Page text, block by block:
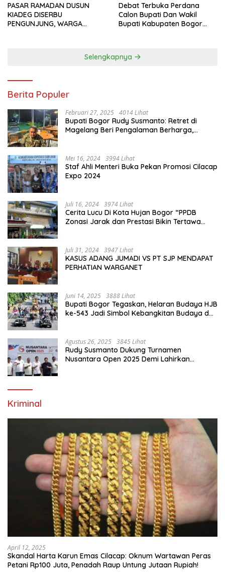
PASAR RAMADAN DUSUN
KIADEG DISERBU
PENGUNJUNG, WARGA
Debat Terbuka Perdana
Calon Bupati Dan Wakil
Bupati Kabupaten Bogor
Selengkapnya
Berita Populer
Februari 27, 2025 4014 Lihat
Bupati Bogor Rudy Susmanto: Retret di
Magelang Beri Pengalaman Berharga,
Mei 16, 2024 3994 Lihat
Staf Ahli Menteri Buka Pekan Promosi Cilacap
Expo 2024
Juli 16, 2024 3974 Lihat
Cerita Lucu Di Kota Hujan Bogor “PPDB
Zonasi Jarak dan Prestasi Bikin Tertawa
Juli 31, 2024 3947 Lihat
KASUS ADANG JUMADI VS PT SJP MENDAPAT
PERHATIAN WARGANET
Juni 14, 2025 3888 Lihat
Bupati Bogor Tegaskan, Helaran Budaya HJB
ke-543 Jadi Simbol Kebangkitan Budaya dan
Agustus 26, 2025 3845 Lihat
Rudy Susmanto Dukung Turnamen
Nusantara Open 2025 Demi Lahirkan
Kriminal
April 12, 2025
Skandal Harta Karun Emas Cilacap: Oknum Wartawan Peras
Petani Rp100 Juta, Penadah Raup Untung Jutaan Rupiah!